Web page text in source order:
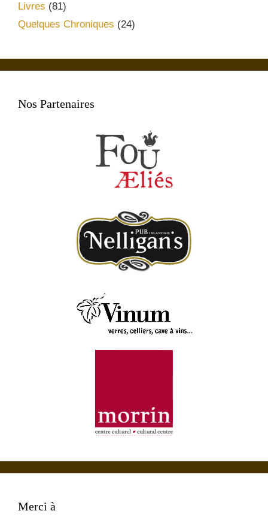
Livres (81)
Quelques Chroniques (24)
Nos Partenaires
Merci à